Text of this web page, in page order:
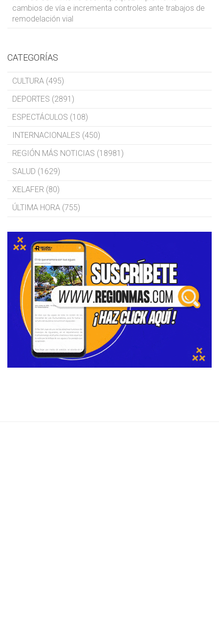
cambios de vía e incrementa controles ante trabajos de
remodelación vial
CATEGORÍAS
CULTURA (495)
DEPORTES (2891)
ESPECTÁCULOS (108)
INTERNACIONALES (450)
REGIÓN MÁS NOTICIAS (18981)
SALUD (1629)
XELAFER (80)
ÚLTIMA HORA (755)